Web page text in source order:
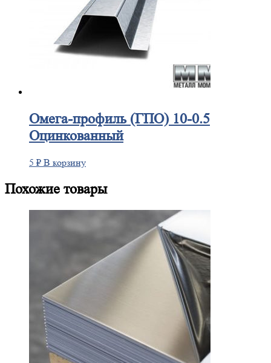
Омега-профиль(ГПО) 10-0.5
Оцинкованный
5 ₽ В корзину
Похожие товары